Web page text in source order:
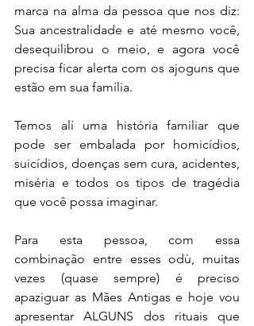
marca na alma da pessoa que nos diz:
Sua ancestralidade e até mesmo você,
desequilibrou o meio, e agora você
precisa ficar alerta com os ajoguns que
estão em sua família.
Temos alí uma história familiar que
pode ser embalada por homicídios,
suicídios, doenças sem cura, acidentes,
miséria e todos os tipos de tragédia
que você possa imaginar.
Para esta pessoa, com essa
combinação entre esses odù, muitas
vezes (quase sempre) é preciso
apaziguar as Mães Antigas e hoje vou
apresentar ALGUNS dos rituais que